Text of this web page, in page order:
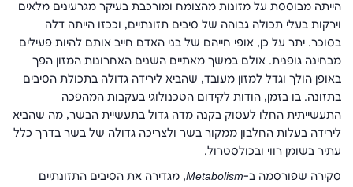
הייתה מבוססת על מזונות מהצומח ומורכבת בעיקר מגרעינים מלאים
וירקות בעלי תכולה גבוהה של סיבים תזונתיים, וככזו הייתה דלה
בסוכר. יתר על כן, אופי חייהם של בני האדם חייב אותם להיות פעילים
מבחינה גופנית. אולם במשך מאתיים השנים האחרונות המזון הפך
באופן הולך וגדל למזון מעובד, שהביא לירידה גדולה בתכולת הסיבים
בתזונה. בו בזמן, הודות לקידום הטכנולוגי בעקבות המהפכה
התעשייתית החלו לעסוק בקנה מדה גדול בתעשיית הבשר, מה שהביא
לירידה בעלות החלבון ממקור בשר ולצריכה גדולה של בשר בדרך כלל
עתיר בשומן רווי ובכולסטרול.
סקירה שפורסמה ב-Metabolism, מגדירה את הסיבים התזונתיים